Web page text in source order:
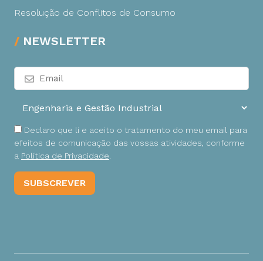
Resolução de Conflitos de Consumo
NEWSLETTER
Declaro que li e aceito o tratamento do meu email para
efeitos de comunicação das vossas atividades, conforme
a Política de Privacidade